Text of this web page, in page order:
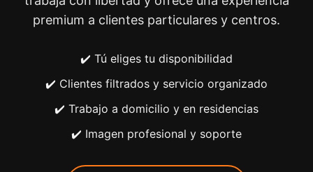
premium a clientes particulares y centros.
✔️ Tú eliges tu disponibilidad
✔️ Clientes filtrados y servicio organizado
✔️ Trabajo a domicilio y en residencias
✔️ Imagen profesional y soporte